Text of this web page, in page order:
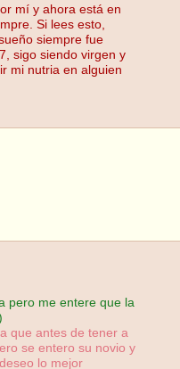
mí y ahora está en
Si lees esto,
siempre fue
sigo siendo virgen y
mi nutria en alguien
pero me entere que la
que antes de tener a
se entero su novio y
lo mejor